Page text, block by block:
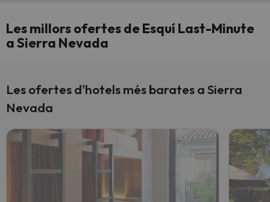
Les millors ofertes de Esquí Last-Minute
a Sierra Nevada
Les ofertes d'hotels més barates a Sierra
Nevada